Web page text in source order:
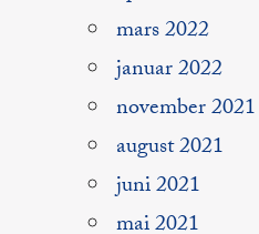
mars 2022
januar 2022
november 2021
august 2021
juni 2021